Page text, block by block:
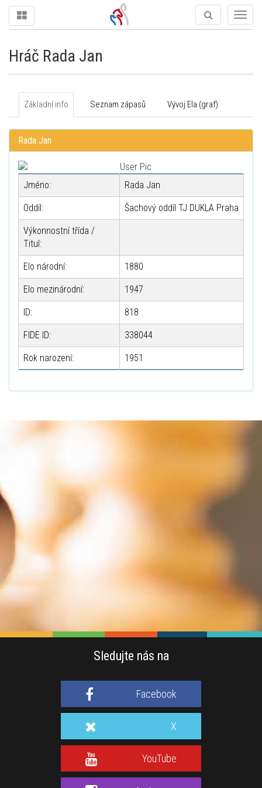
Hráč Rada Jan
Základní info Seznam zápasů Vývoj Ela (graf)
Rada Jan
Jméno: Rada Jan
Oddíl: Šachový oddíl TJ DUKLA Praha
Výkonnostní třída /
Titul:
Elo národní: 1880
Elo mezinárodní: 1947
ID: 818
FIDE ID: 338044
Rok narození: 1951
Sledujte nás na
Facebook
X
YouTube